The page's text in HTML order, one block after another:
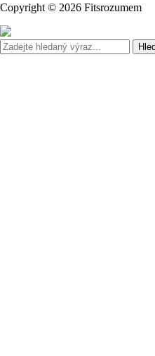
Copyright © 2026 Fitsrozumem